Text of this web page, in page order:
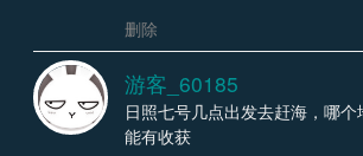
删除
游客_60185
日照七号几点出发去赶海，哪个
能有收获